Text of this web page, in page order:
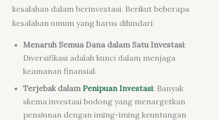
kesalahan dalam berinvestasi. Berikut beberapa
kesalahan umum yang harus dihindari:
Menaruh Semua Dana dalam Satu Investasi:
Diversifikasi adalah kunci dalam menjaga
keamanan finansial.
Terjebak dalam Penipuan Investasi: Banyak
skema investasi bodong yang menargetkan
pensiunan dengan iming-iming keuntungan